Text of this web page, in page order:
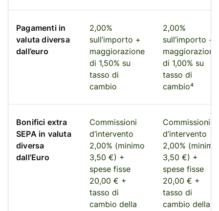
Pagamenti in
valuta diversa
dall’euro
2,00%
sull’importo +
maggiorazione
di 1,50% su
tasso di
cambio
2,00%
sull’importo +
maggiorazione
di 1,00% su
tasso di
cambio⁴
Bonifici extra
SEPA in valuta
diversa
dall’Euro
Commissioni
d’intervento
2,00% (minimo
3,50 €) +
spese fisse
20,00 € +
tasso di
cambio della
Commissioni
d’intervento
2,00% (minimo
3,50 €) +
spese fisse
20,00 € +
tasso di
cambio della